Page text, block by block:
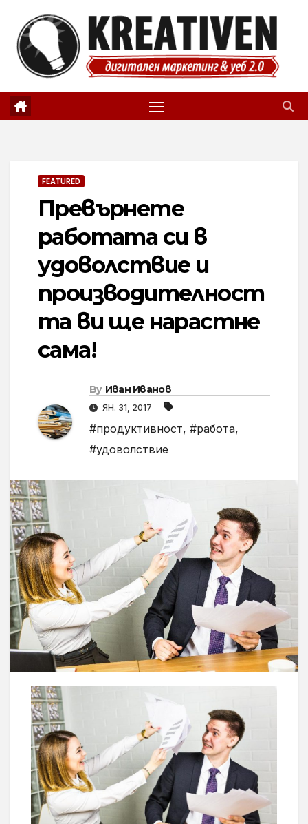
content
FEATURED
Превърнете
работата си в
удоволствие и
производителност
та ви ще нарастне
сама!
By Иван Иванов
ЯН. 31, 2017
#продуктивност, #работа,
#удоволствие